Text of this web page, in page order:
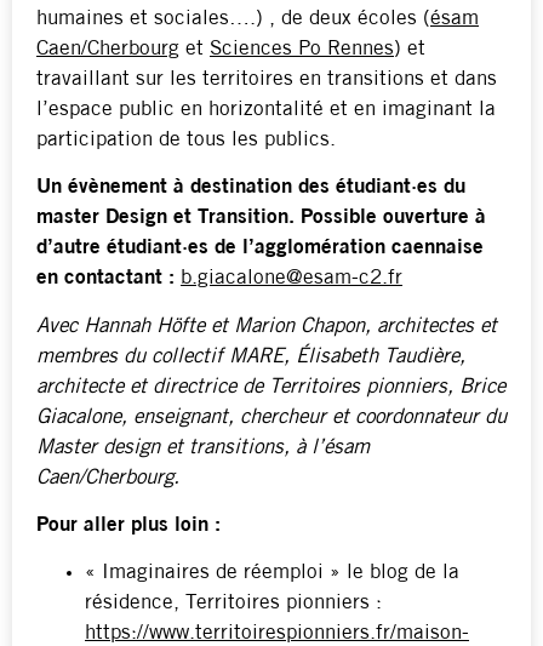
humaines et sociales….) , de deux écoles (ésam
Caen/Cherbourg et Sciences Po Rennes) et
travaillant sur les territoires en transitions et dans
l’espace public en horizontalité et en imaginant la
participation de tous les publics.
Un évènement à destination des étudiant·es du
master Design et Transition. Possible ouverture à
d’autre étudiant·es de l’agglomération caennaise
en contactant : b.giacalone@esam-c2.fr
Avec Hannah Höfte et Marion Chapon, architectes et
membres du collectif MARE, Élisabeth Taudière,
architecte et directrice de Territoires pionniers, Brice
Giacalone, enseignant, chercheur et coordonnateur du
Master design et transitions, à l’ésam
Caen/Cherbourg.
Pour aller plus loin :
« Imaginaires de réemploi » le blog de la
résidence, Territoires pionniers :
https://www.territoirespionniers.fr/maison-